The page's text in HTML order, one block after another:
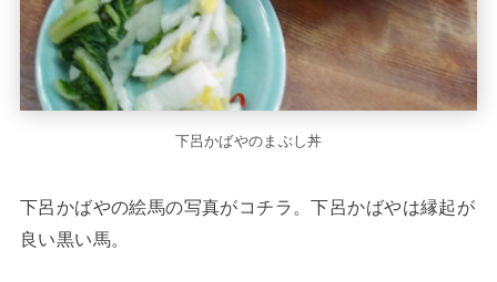
下呂かばやのまぶし丼
下呂かばやの絵馬の写真がコチラ。下呂かばやは縁起が
良い黒い馬。